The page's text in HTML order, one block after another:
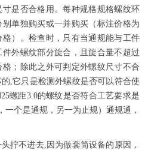
是否合格用。每种规格规格螺纹环
单独购买或一并购买（标注价格为
）。检查时，只有当通规能与工件
外螺纹部分旋合，且旋合量不超过
；除此之外可判定外螺纹尺寸不合
,它只是检测外螺纹是否可以符合使
螺距3.0的螺纹是否符合工艺要求是
一个是通规，另一为止规）通规通，
拧不进去,因为做套筒设备的原因，